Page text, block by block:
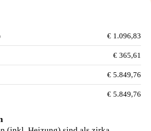
€ 1.096,83
€ 365,61
€ 5.849,76
€ 5.849,76